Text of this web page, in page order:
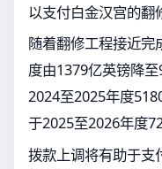
以支付白金汉宫的翻
随着翻修工程接近
度由1379亿英镑降
2024至2025年度
于2025至2026年度
拨款上调将有助于支